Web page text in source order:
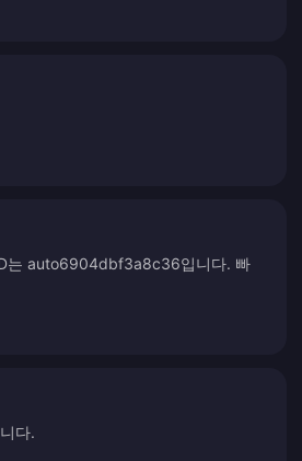
는 auto6904dbf3a8c36입니다. 빠
다.